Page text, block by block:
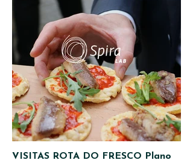
VISITAS ROTA DO FRESCO Plano